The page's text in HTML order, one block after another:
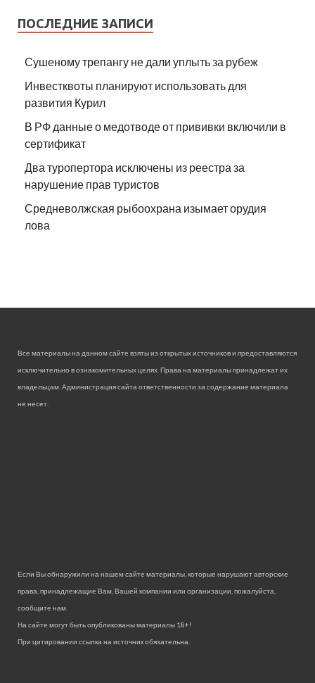
ПОСЛЕДНИЕ ЗАПИСИ
Сушеному трепангу не дали уплыть за рубеж
Инвестквоты планируют использовать для
развития Курил
В РФ данные о медотводе от прививки включили в
сертификат
Два туропертора исключены из реестра за
нарушение прав туристов
Средневолжская рыбоохрана изымает орудия
лова
Все материалы на данном сайте взяты из открытых источников и предоставляются
исключительно в ознакомительных целях. Права на материалы принадлежат их
владельцам. Администрация сайта ответственности за содержание материала
не несет.
Если Вы обнаружили на нашем сайте материалы, которые нарушают авторские
права, принадлежащие Вам, Вашей компании или организации, пожалуйста,
сообщите нам.
На сайте могут быть опубликованы материалы 18+!
При цитировании ссылка на источник обязательна.